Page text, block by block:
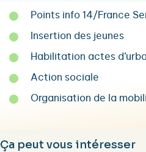
Points info 14/France
Insertion des jeunes
Habilitation actes
Action sociale
Organisation de la
Ça peut vous intéresser